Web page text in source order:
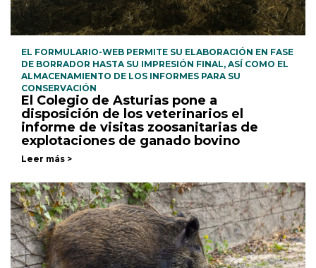
EL FORMULARIO-WEB PERMITE SU ELABORACIÓN EN FASE
DE BORRADOR HASTA SU IMPRESIÓN FINAL, ASÍ COMO EL
ALMACENAMIENTO DE LOS INFORMES PARA SU
CONSERVACIÓN
El Colegio de Asturias pone a
disposición de los veterinarios el
informe de visitas zoosanitarias de
explotaciones de ganado bovino
Leer más >